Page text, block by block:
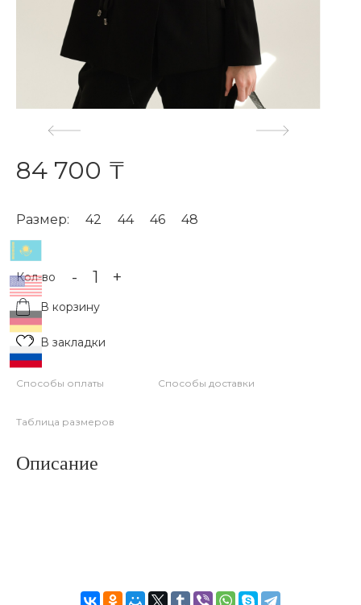
84 700 ₸
Размер: 42 44 46 48
Кол-во - +
В корзину
В закладки
Способы оплаты Способы доставки
Таблица размеров
Описание